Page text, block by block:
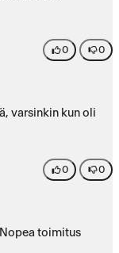
0 0
varsinkin kun oli
0 0
toimitus